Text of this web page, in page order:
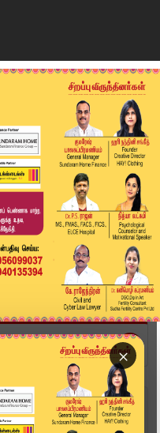
×
சொன்ன நீதிபதிக...